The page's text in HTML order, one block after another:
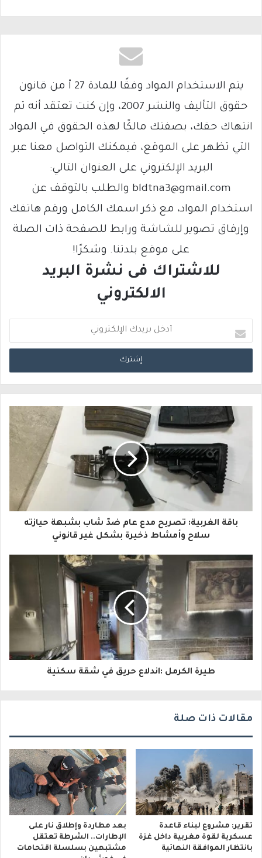
يتم الاستخدام المواد وفقًا للمادة 27 أ من قانون
حقوق التأليف والنشر 2007، وإن كنت تعتقد أنه تم
انتهاك حقك، بصفتك مالكًا لهذه الحقوق في المواد
التي تظهر على الموقع، فيمكنك التواصل معنا عبر
البريد الإلكتروني على العنوان التالي:
bldtna3@gmail.com والطلب بالتوقف عن
استخدام المواد، مع ذكر اسمك الكامل ورقم هاتفك
وإرفاق تصوير للشاشة ورابط للصفحة ذات الصلة
على موقع بلدتنا. وشكرًا!
للاشتراك فى نشرة البريد
الالكتروني
د
خ
ا
إ
ك
ت
ر
و
ي
باقة الغربية: تصريح مدع عام ضدّ شاب بشبهة حيازته
سلاح وأمشاط ذخيرة بشكل غير قانوني
طيرة الكرمل :اندلاع حريق في شقة سكنية
مقالات ذات صلة
تقرير: مشروع لبناء قاعدة
عسكرية لقوة مغربية داخل غزة
بانتظار الموافقة النهائية
بعد مطاردة وإطلاق نار على
الإطارات.. الشرطة تعتقل
مشتبهين بسلسلة اقتحامات